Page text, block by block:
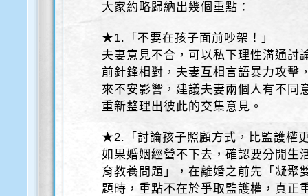
大家約略歸納出幾個重點：
★1.「不要在孩子面前吵架！」
夫妻意見不合，可以私下理性溝通討
前針鋒相對，夫妻互相言語暴力攻擊
來不安影響，建議夫妻兩個人有不同
重新整理出彼此的交集意見。
★2.「討論孩子照顧方式，比監護權
如果婚姻經營不下去，確認要分開生
育教養問題」，在離婚之前先「凝聚
題時，重點不在於爭取監護權，真正